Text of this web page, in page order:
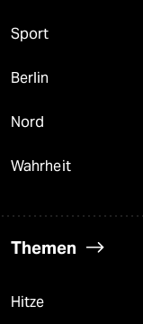
Sport
Berlin
Nord
Wahrheit
Themen
Hitze